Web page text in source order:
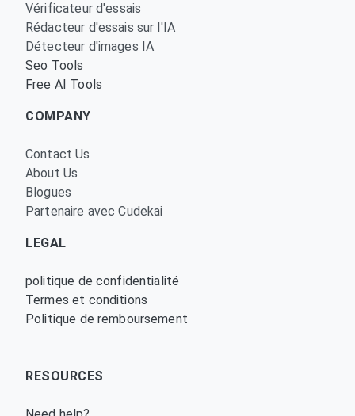
Vérificateur d'essais
Rédacteur d'essais sur l'IA
Détecteur d'images IA
Seo Tools
Free AI Tools
COMPANY
Contact Us
About Us
Blogues
Partenaire avec Cudekai
LEGAL
politique de confidentialité
Termes et conditions
Politique de remboursement
RESOURCES